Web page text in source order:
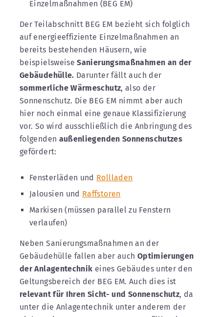
Einzelmaßnahmen (BEG EM)
Der Teilabschnitt BEG EM bezieht sich folglich
auf energieeffiziente Einzelmaßnahmen an
bereits bestehenden Häusern, wie
beispielsweiseSanierungsmaßnahmen an der
Gebäudehülle. Darunter fällt auch der
sommerliche Wärmeschutz, also der
Sonnenschutz. Die BEG EM nimmt aber auch
hier noch einmal eine genaue Klassifizierung
vor. So wird ausschließlich die Anbringung des
folgenden außenliegenden Sonnenschutzes
gefördert:
Fensterläden und Rollladen
Jalousien und Raffstoren
Markisen (müssen parallel zu Fenstern
verlaufen)
Neben Sanierungsmaßnahmen an der
Gebäudehülle fallen aber auch Optimierungen
der Anlagentechnik eines Gebäudes unter den
Geltungsbereich der BEG EM. Auch dies ist
relevant für Ihren Sicht- und Sonnenschutz, da
unter die Anlagentechnik unter anderem der